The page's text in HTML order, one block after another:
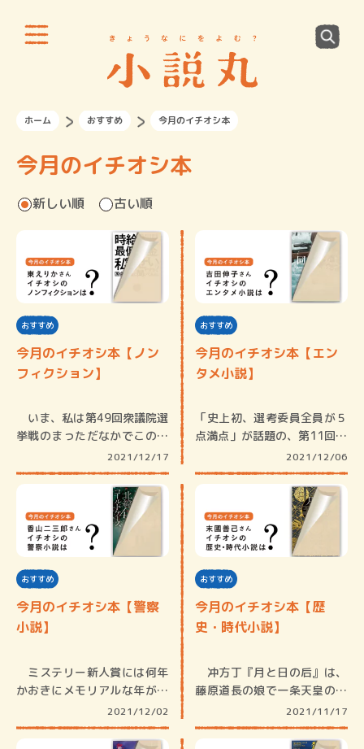
ホーム おすすめ 今月のイチオシ本
今月のイチオシ本
新しい順 古い順
おすすめ
今月のイチオシ本【ノン
フィクション】
いま、私は第49回衆議院選
挙戦のまっただなかでこの原
2021/12/17
おすすめ
今月のイチオシ本【エン
タメ小説】
「史上初、選考委員全員が５
点満点」が話題の、第11回ア
2021/12/06
おすすめ
今月のイチオシ本【警察
小説】
ミステリー新人賞には何年
かおきにメモリアルな年が訪
2021/12/02
おすすめ
今月のイチオシ本【歴
史・時代小説】
冲方丁『月と日の后』は、
藤原道長の娘で一条天皇の中
2021/11/17